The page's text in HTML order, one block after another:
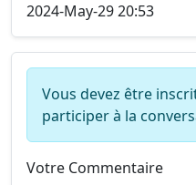
2024-May-29 20:53
Vous devez être
participer à la
Votre Commentaire